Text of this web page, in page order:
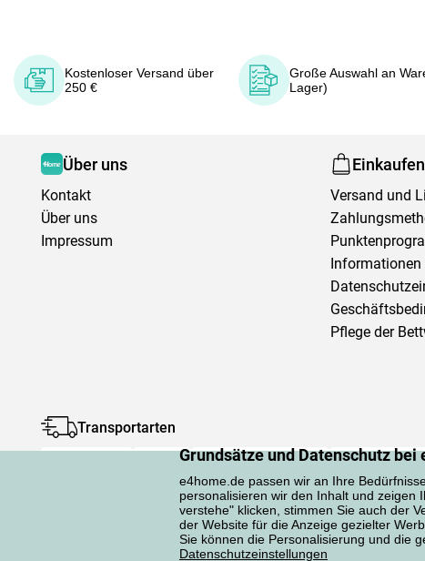
Grundsätze und Datenschutz bei
e4home.de passen wir an Ihre
personalisieren wir den Inhalt und zeigen
verstehe" klicken, stimmen Sie auch der
der Website für die Anzeige gezielter
Sie können die Personalisierung und die
Datenschutzeinstellungen
Kostenloser Versand über
250 €
Große Auswahl an
Lager)
Über uns
Kontakt
Über uns
Impressum
Einkaufen
Versand und
Pflege der
Transportarten
Datenschutzerklärung